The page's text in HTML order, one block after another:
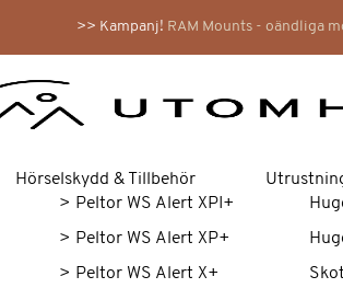
>> Kampanj! RAM Mounts - oändliga
Hörselskydd & Tillbehör
> Peltor WS Alert XPI+
> Peltor WS Alert XP+
> Peltor WS Alert X+